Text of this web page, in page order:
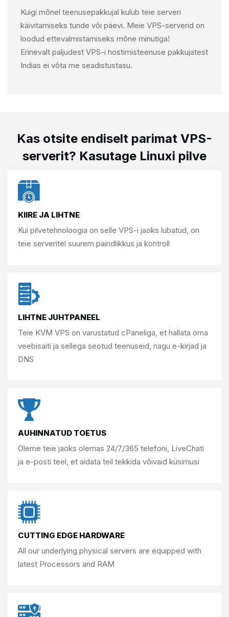
Kuigi mõnel teenusepakkujal kulub teie serveri
käivitamiseks tunde või päevi. Meie VPS-serverid on
loodud ettevalmistamiseks mõne minutiga!
Erinevalt paljudest VPS-i hostimisteenuse pakkujatest
Indias ei võta me seadistustasu.
Kas otsite endiselt parimat VPS-
serverit? Kasutage Linuxi pilve
KIIRE JA LIHTNE
Kui pilvetehnoloogia on selle VPS-i jaoks lubatud, on
teie serveritel suurem paindlikkus ja kontroll
LIHTNE JUHTPANEEL
Teie KVM VPS on varustatud cPaneliga, et hallata oma
veebisaiti ja sellega seotud teenuseid, nagu e-kirjad ja
DNS
AUHINNATUD TOETUS
Oleme teie jaoks olemas 24/7/365 telefoni, LiveChati
ja e-posti teel, et aidata teil tekkida võivaid küsimusi
CUTTING EDGE HARDWARE
All our underlying physical servers are equipped with
latest Processors and RAM